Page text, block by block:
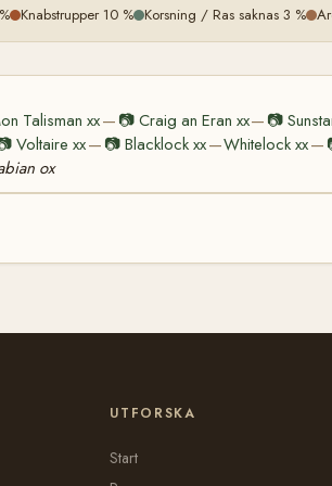
Knabstrupper 10 % Korsning / Ras saknas 3 %
Talisman xx— 📷 Craig an Eran xx— 📷
Voltaire xx— 📷Blacklock xx—Whitelock xx—
ox
UTFORSKA
Start